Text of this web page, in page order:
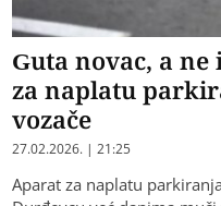
Guta novac, a
za naplatu
vozače
27.02.2026. | 21:25
Aparat za naplatu